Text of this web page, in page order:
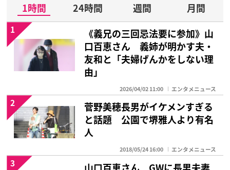
1時間 24時間 週間
月間
《義兄の三回忌法要に参加》山
口百恵さん 義姉が明かす夫・
友和と「夫婦げんかをしない理
由」
2026/04/02 11:00 エンタメニュース
1
菅野美穂長男がイケメンすぎる
と話題 公園で堺雅人より有名
人
2018/05/24 16:00 エンタメニュース
2
3